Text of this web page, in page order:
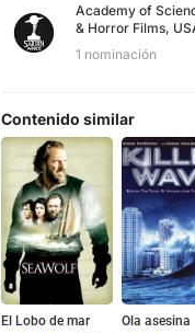
Academy of
& Horror Films,
1 nominación
Contenido similar
El Lobo de mar Ola asesina